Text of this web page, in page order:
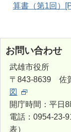
算書（第1回）
お問い合わせ
武雄市役所
〒843-8639 佐
図
開庁時間：平日
電話：0954-23-
表）